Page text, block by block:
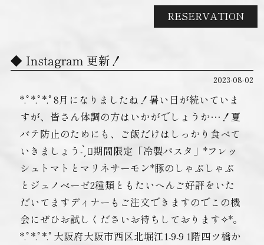
RESERVATION
Instagram 更新！
2023-08-02
*.ﾟ*.ﾟ*.ﾟ8月になりましたね！暑い日が続いていま
すが、皆さん体調の方はいかがでしょうか…！夏
バテ防止のためにも、ご飯だけはしっかり食べて
いきましょう- ̗̀ 🏻期間限定「冷製パスタ」*フレッ
シュトマトとマリネサーモン*豚のしゃぶしゃぶ
とジェノベーゼ2種類ともたいへんご好評をいた
だいてます️ディナーもご注文できますのでこの機
会にぜひお試しくださいお待ちしております✧︎*。
*.ﾟ*.ﾟ*.ﾟ大阪府大阪市西区北堀江1-9-9 1階四ツ橋か